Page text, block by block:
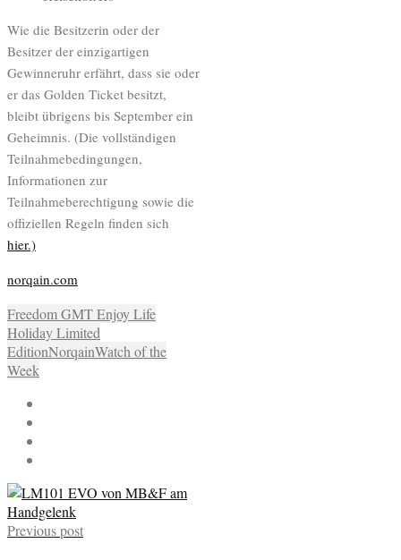
Wie die Besitzerin oder der
Besitzer der einzigartigen
Gewinneruhr erfährt, dass sie oder
er das Golden Ticket besitzt,
bleibt übrigens bis September ein
Geheimnis. (Die vollständigen
Teilnahmebedingungen,
Informationen zur
Teilnahmeberechtigung sowie die
offiziellen Regeln finden sich
hier.)
norqain.com
Freedom GMT Enjoy Life
Holiday Limited
EditionNorqainWatch of the
Week
Previous post